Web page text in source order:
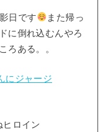
日です
また帰っ
に倒れ込むんやろ
ろある。。
にジャージ
ヒロイン